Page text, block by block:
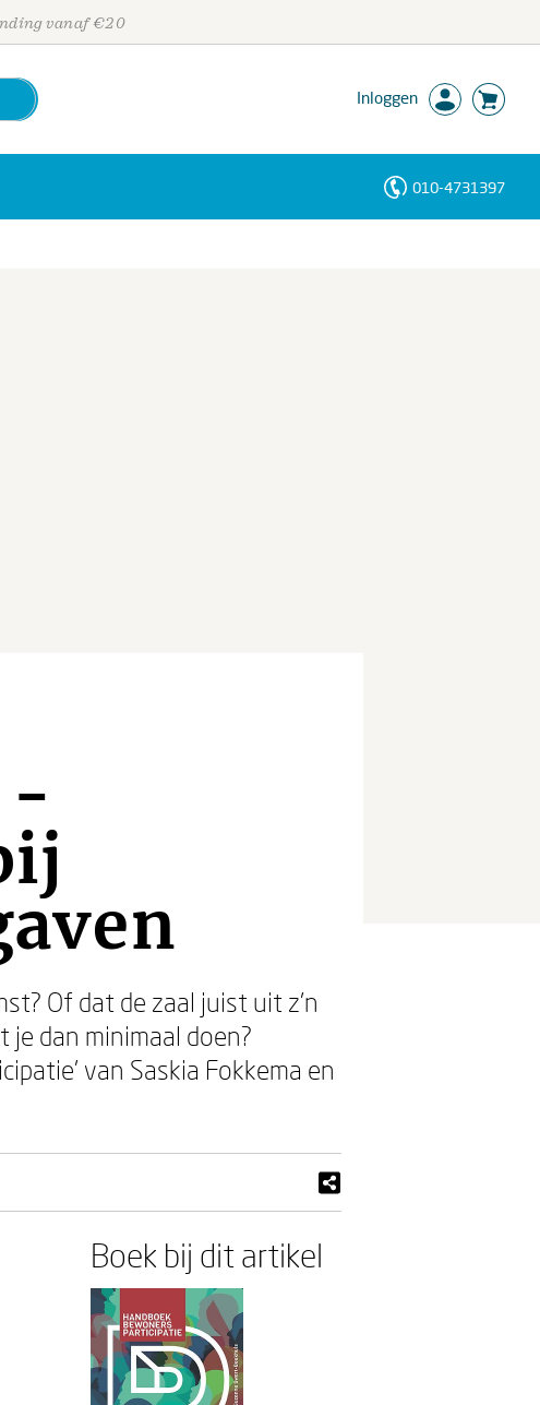
vanaf €20
Inloggen
010-4731397
-
Of dat de zaal juist uit z’n
dan minimaal doen?
van Saskia Fokkema en
Boek bij dit artikel
Personen